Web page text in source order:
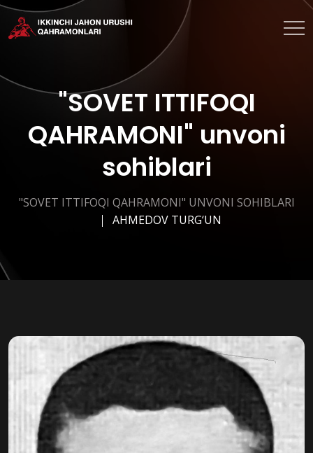
"SOVET ITTIFOQI
QAHRAMONI" unvoni
sohiblari
"SOVET ITTIFOQI QAHRAMONI" UNVONI SOHIBLARI
AHMEDOV TURG‘UN